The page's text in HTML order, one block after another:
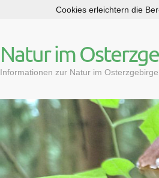
p
t
c
o
n
t
e
n
Natur im
Informationen zur Natur im Osterzgebirge
Cookies erleichtern die